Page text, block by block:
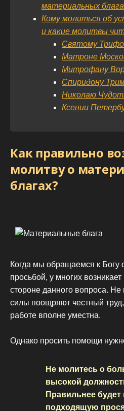
материальных
Кому молиться об
и какие молитвы
Святому
Матроне
Митрофану
Спиридону
Николаю
Ксении
Как правильно
молитву о
благах?
Когда мы обращаемся к Богу
просьбой, у многих
стороне данного вопроса.
силы поощряют честный
работе вполне уместна.
Однако просить помощи
Не молитесь о
высокой
Правильнее будет
подходящую